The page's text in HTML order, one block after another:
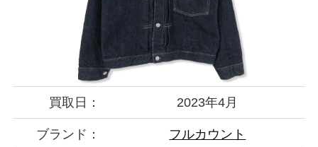
買取日： 2023年4月
ブランド： フルカウント